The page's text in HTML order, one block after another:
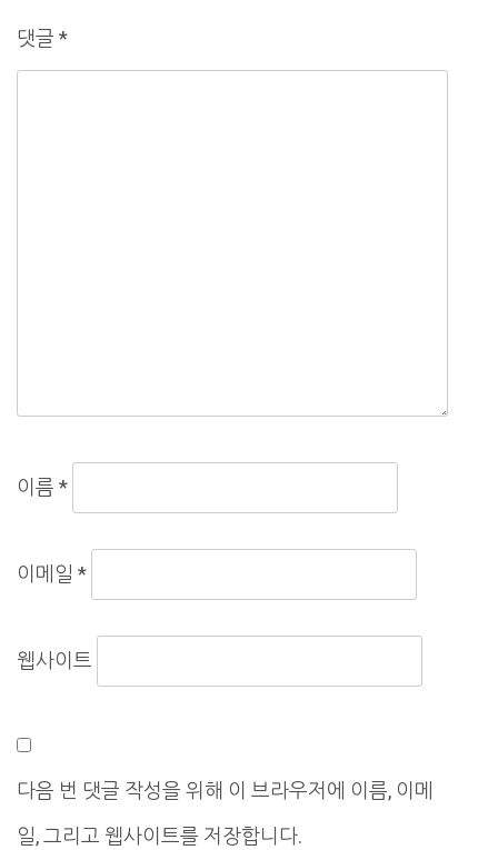
댓글 *
이름 *
이메일 *
웹사이트
다음 번 댓글 작성을 위해 이 브라우저에 이름, 이메
일, 그리고 웹사이트를 저장합니다.